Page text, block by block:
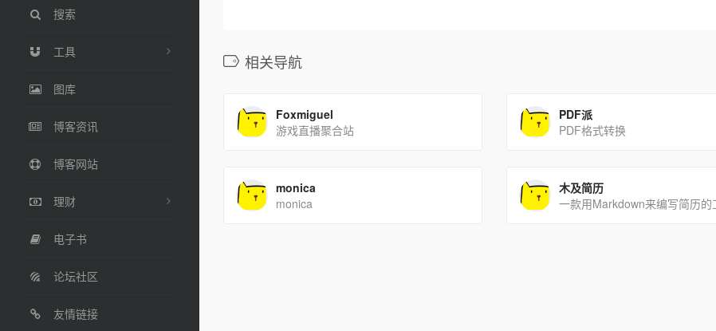
搜索
工具
图库
博客资讯
博客网站
理财
电子书
论坛社区
友情链接
相关导航
Foxmiguel
游戏直播聚合站
PDF派
PDF格式转换
monica
monica
木及简历